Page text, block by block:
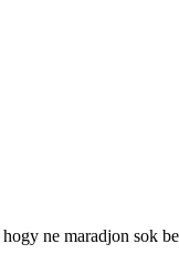
ne maradjon sok